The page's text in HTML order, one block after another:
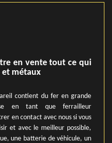
en vente tout ce qui
métaux
contient du fer en grande
en tant que ferrailleur
en contact avec nous si vous
et avec le meilleur possible,
une batterie de véhicule, un